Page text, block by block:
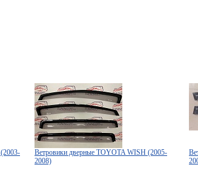
Ветровики дверные TOYOTA WISH (2005-
2008)